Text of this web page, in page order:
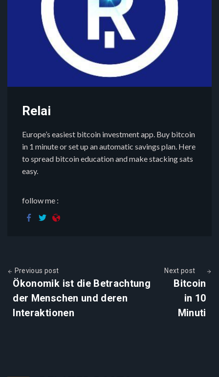
Relai
Europe’s easiest bitcoin investment app. Buy bitcoin
in 1 minute or set up an automatic savings plan. Here
to spread bitcoin education and make stacking sats
easy.
follow me :
Previous post
Ökonomik ist die Betrachtung
der Menschen und deren
Interaktionen
Next post
Bitcoin
in 10
Minuti